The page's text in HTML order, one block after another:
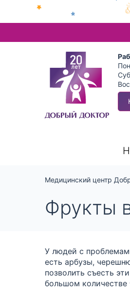
Медицинский центр
Фрукты
У людей с
есть арбузы,
позволить съесть
большом количестве